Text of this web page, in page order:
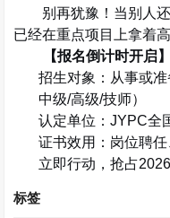
别再犹豫！当别人
已经在重点项目上拿着
【报名倒计时开启】
招生对象： 从事或
中级/高级/技师）
认定单位：JYPC全
证书效用： 岗位聘
立即行动，抢占
标签